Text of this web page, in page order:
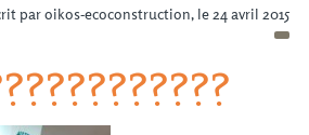
par oikos-ecoconstruction, le 24 avril 2015